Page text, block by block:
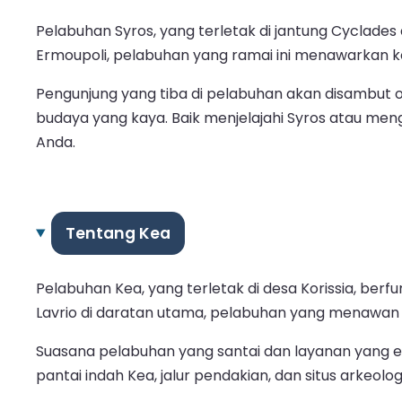
Pelabuhan Syros, yang terletak di jantung
Ermoupoli, pelabuhan yang ramai ini menawarkan
Pengunjung yang tiba di pelabuhan akan
budaya yang kaya. Baik menjelajahi Syros atau
Anda.
Tentang Kea
Pelabuhan Kea, yang terletak di desa Korissia,
Lavrio di daratan utama, pelabuhan yang
Suasana pelabuhan yang santai dan layanan
pantai indah Kea, jalur pendakian, dan situs